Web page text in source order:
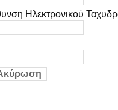
Ηλεκτρονικού